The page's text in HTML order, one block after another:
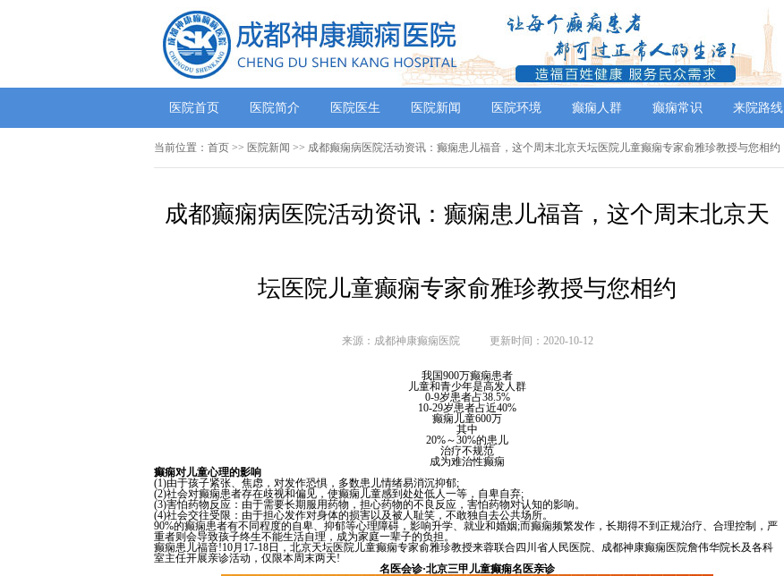
医院首页 医院简介 医院医生 医院新闻 医院环境 癫痫人群 癫痫常识 来院路线
当前位置： 首页 >> 医院新闻 >> 成都癫痫病医院活动资讯：癫痫患儿福音，这个周末北京天坛医院儿童癫痫专家俞雅珍教授与您相约
成都癫痫病医院活动资讯：癫痫患儿福音，这个周末北京天
坛医院儿童癫痫专家俞雅珍教授与您相约
来源：成都神康癫痫医院 更新时间：2020-10-12
我国900万癫痫患者
儿童和青少年是高发人群
0-9岁患者占38.5%
10-29岁患者占近40%
癫痫儿童600万
其中
20%～30%的患儿
治疗不规范
成为难治性癫痫
癫痫对儿童心理的影响
(1)由于孩子紧张、焦虑，对发作恐惧，多数患儿情绪易消沉抑郁;
(2)社会对癫痫患者存在歧视和偏见，使癫痫儿童感到处处低人一等，自卑自弃;
(3)害怕药物反应：由于需要长期服用药物，担心药物的不良反应，害怕药物对认知的影响。
(4)社会交往受限：由于担心发作对身体的损害以及被人耻笑，不敢独自去公共场所。
90%的癫痫患者有不同程度的自卑、抑郁等心理障碍，影响升学、就业和婚姻;而癫痫频繁发作，长期得不到正规治疗、合理控制，严
重者则会导致孩子终生不能生活自理，成为家庭一辈子的负担。
癫痫患儿福音!10月17-18日，北京天坛医院儿童癫痫专家俞雅珍教授来蓉联合四川省人民医院、成都神康癫痫医院詹伟华院长及各科
室主任开展亲诊活动，仅限本周末两天!
名医会诊·北京三甲儿童癫痫名医亲诊